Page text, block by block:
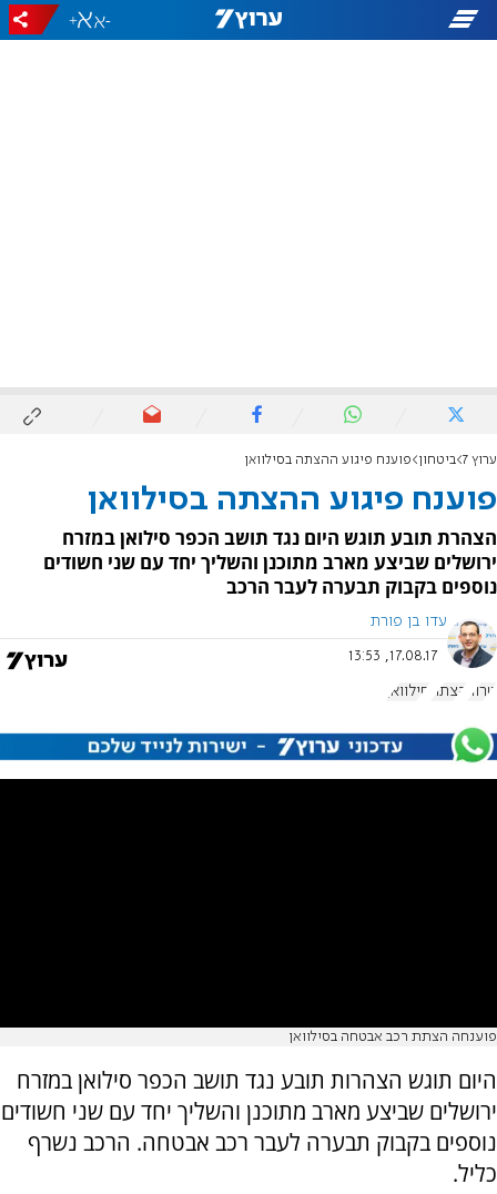
-
+
ערוץ 7 ביטחון פוענח פיגוע ההצתה בסילוואן
פוענח פיגוע ההצתה בסילוואן
הצהרת תובע תוגש היום נגד תושב הכפר סילואן במזרח
ירושלים שביצע מארב מתוכנן והשליך יחד עם שני חשודים
נוספים בקבוק תבערה לעבר הרכב
עדו בן פורת
17.08.17, 13:53
טרור הצתה סילוואן
פוענחה הצתת רכב אבטחה בסילוואן
היום תוגש הצהרות תובע נגד תושב הכפר סילואן במזרח
ירושלים שביצע מארב מתוכנן והשליך יחד עם שני חשודים
נוספים בקבוק תבערה לעבר רכב אבטחה. הרכב נשרף
כליל.